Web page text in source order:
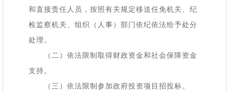
和直接责任人员，按照有关规定移送任免机关、纪
检监察机关、组织（人事）部门依纪依法给予处分
处理。
（二）依法限制取得财政资金和社会保障资金
支持。
（三）依法限制参加政府投资项目招投标。